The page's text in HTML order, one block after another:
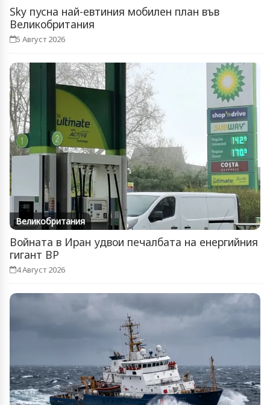
Sky пусна най-евтиния мобилен план във
Великобритания
5 Август 2026
Великобритания
Войната в Иран удвои печалбата на енергийния
гигант BP
4 Август 2026